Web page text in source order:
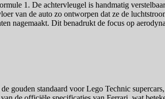
1. De achtervleugel is handmatig
van de auto zo ontworpen dat ze de
nagemaakt. Dit benadrukt de focus op
gouden standaard voor Lego Technic